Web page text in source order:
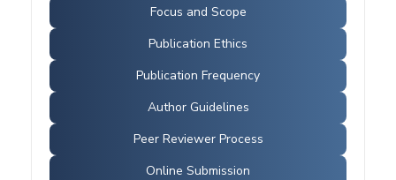
Focus and Scope
Publication Ethics
Publication Frequency
Author Guidelines
Peer Reviewer Process
Online Submission